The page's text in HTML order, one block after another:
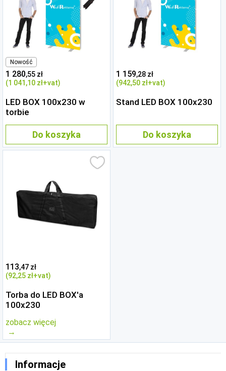
Nowość
1 280,55 zł
(1 041 ,10 zł+vat)
LED BOX 100x230 w
torbie
Do koszyka
1 159,28 zł
(942,50 zł+vat)
Stand LED BOX 100x230
Do koszyka
113,47 zł
(92,25 zł+vat)
Torba do LED BOX'a
100x230
zobacz więcej
Informacje